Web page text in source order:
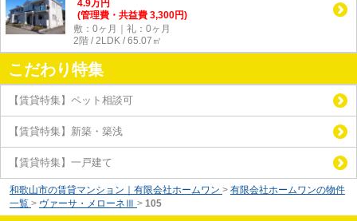
4.9万円
(管理費・共益費 3,300円)
敷：0ヶ月｜礼：0ヶ月
2階 / 2LDK / 65.07㎡
こだわり特集
【賃貸特集】ペット相談可
【賃貸特集】新築・築浅
【賃貸特集】一戸建て
和歌山市の賃貸マンション｜有限会社ホームワン > 有限会社ホームワンの物件
一覧 > ヴァーサ・メローネⅢ > 105